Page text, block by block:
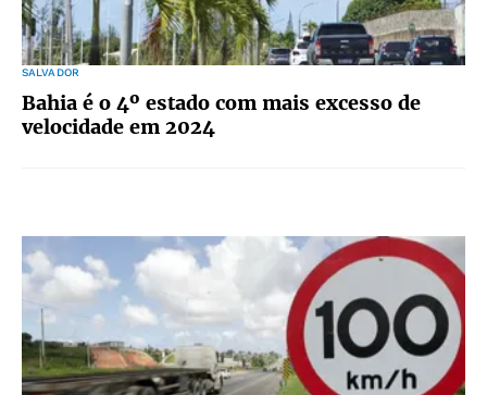
SALVADOR
Bahia é o 4º estado com mais excesso de
velocidade em 2024